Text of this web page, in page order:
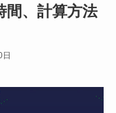
間、計算方法